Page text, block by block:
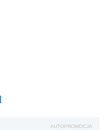
AUTOPROMOCJA